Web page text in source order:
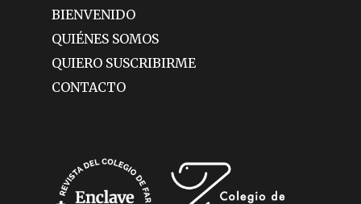
BIENVENIDO
QUIÉNES SOMOS
QUIERO SUSCRIBIRME
CONTACTO